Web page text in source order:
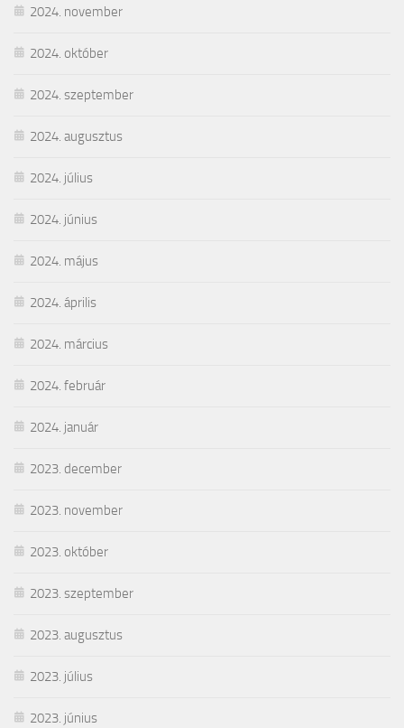
2024. november
2024. október
2024. szeptember
2024. augusztus
2024. július
2024. június
2024. május
2024. április
2024. március
2024. február
2024. január
2023. december
2023. november
2023. október
2023. szeptember
2023. augusztus
2023. július
2023. június